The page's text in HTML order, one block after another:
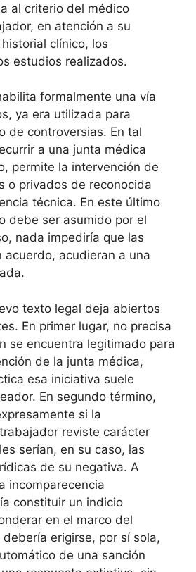
al criterio del médico
en atención a su
clínico, los
estudios realizados.
formalmente una vía
ya era utilizada para
de controversias. En tal
a una junta médica
permite la intervención de
o privados de reconocida
técnica. En este último
debe ser asumido por el
nada impediría que las
acuerdo, acudieran a una
texto legal deja abiertos
En primer lugar, no precisa
se encuentra legitimado para
de la junta médica,
esa iniciativa suele
En segundo término,
si la
reviste carácter
serían, en su caso, las
de su negativa. A
incomparecencia
constituir un indicio
en el marco del
erigirse, por sí sola,
de una sanción